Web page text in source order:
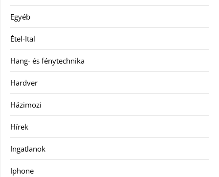
Egyéb
Étel-Ital
Hang- és fénytechnika
Hardver
Házimozi
Hírek
Ingatlanok
Iphone